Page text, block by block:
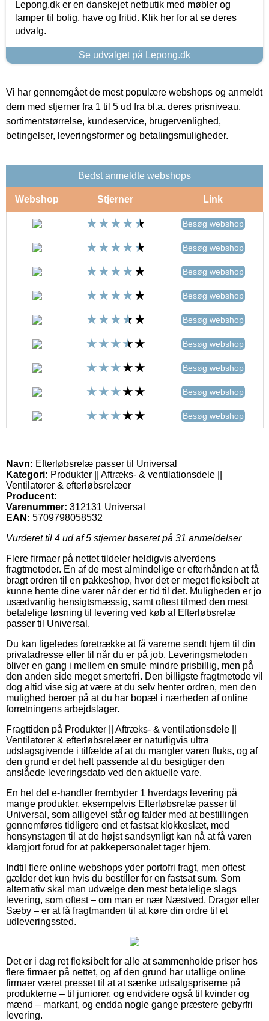
Lepong.dk er en danskejet netbutik med møbler og
lamper til bolig, have og fritid. Klik her for at se deres
udvalg.
Se udvalget på Lepong.dk
Vi har gennemgået de mest populære webshops og anmeldt
dem med stjerner fra 1 til 5 ud fra bl.a. deres prisniveau,
sortimentstørrelse, kundeservice, brugervenlighed,
betingelser, leveringsformer og betalingsmuligheder.
Bedst anmeldte webshops
Webshop Stjerner Link
Besøg webshop
Besøg webshop
Besøg webshop
Besøg webshop
Besøg webshop
Besøg webshop
Besøg webshop
Besøg webshop
Besøg webshop
Navn: Efterløbsrelæ passer til Universal
Kategori: Produkter || Aftræks- & ventilationsdele ||
Ventilatorer & efterløbsrelæer
Producent:
Varenummer: 312131 Universal
EAN: 5709798058532
Vurderet til 4 ud af 5 stjerner baseret på 31 anmeldelser
Flere firmaer på nettet tildeler heldigvis alverdens
fragtmetoder. En af de mest almindelige er efterhånden at få
bragt ordren til en pakkeshop, hvor det er meget fleksibelt at
kunne hente dine varer når der er tid til det. Muligheden er jo
usædvanlig hensigtsmæssig, samt oftest tilmed den mest
betalelige løsning til levering ved køb af Efterløbsrelæ
passer til Universal.
Du kan ligeledes foretrække at få varerne sendt hjem til din
privatadresse eller til når du er på job. Leveringsmetoden
bliver en gang i mellem en smule mindre prisbillig, men på
den anden side meget smertefri. Den billigste fragtmetode vil
dog altid vise sig at være at du selv henter ordren, men den
mulighed beroer på at du har bopæl i nærheden af online
forretningens arbejdslager.
Fragttiden på Produkter || Aftræks- & ventilationsdele ||
Ventilatorer & efterløbsrelæer er naturligvis ultra
udslagsgivende i tilfælde af at du mangler varen fluks, og af
den grund er det helt passende at du besigtiger den
anslåede leveringsdato ved den aktuelle vare.
En hel del e-handler frembyder 1 hverdags levering på
mange produkter, eksempelvis Efterløbsrelæ passer til
Universal, som alligevel står og falder med at bestillingen
gennemføres tidligere end et fastsat klokkeslæt, med
hensynstagen til at de højst sandsynligt kan nå at få varen
klargjort forud for at pakkepersonalet tager hjem.
Indtil flere online webshops yder portofri fragt, men oftest
gælder det kun hvis du bestiller for en fastsat sum. Som
alternativ skal man udvælge den mest betalelige slags
levering, som oftest – om man er nær Næstved, Dragør eller
Sæby – er at få fragtmanden til at køre din ordre til et
udleveringssted.
Det er i dag ret fleksibelt for alle at sammenholde priser hos
flere firmaer på nettet, og af den grund har utallige online
firmaer været presset til at at sænke udsalgspriserne på
produkterne – til juniorer, og endvidere også til kvinder og
mænd – markant, og endda nogle gange præstere gebyrfri
levering.